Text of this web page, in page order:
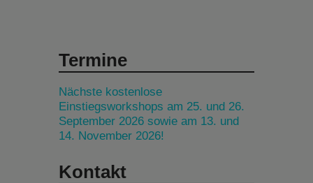
Termine
Nächste kostenlose
Einstiegsworkshops am 25. und 26.
September 2026 sowie am 13. und
14. November 2026!
Kontakt